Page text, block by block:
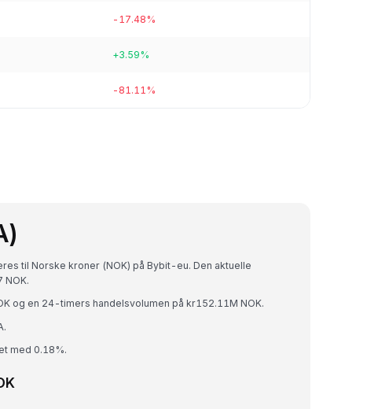
-17.48%
+3.59%
-81.11%
til Norske kroner (NOK) på Bybit-eu. Den aktuelle
NOK.
og en 24-timers handelsvolumen på kr152.11M NOK.
med 0.18%.